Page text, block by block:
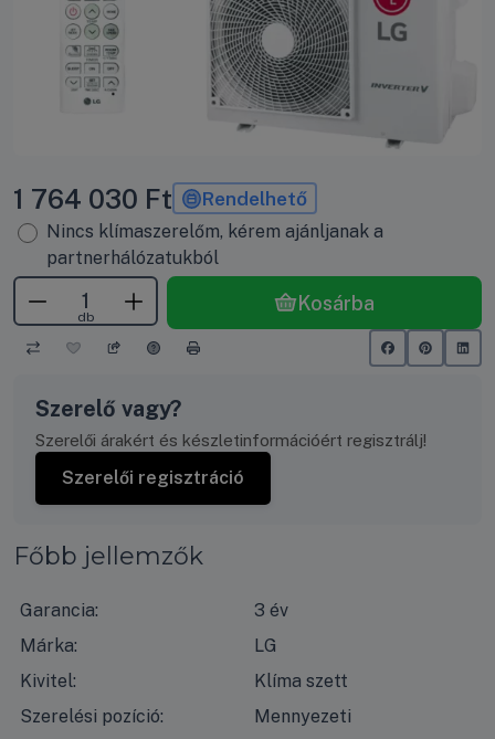
1 764 030 Ft Rendelhető
Nincs klímaszerelőm, kérem ajánljanak a
partnerhálózatukból
db
Kosárba
Szerelő vagy?
Szerelői árakért és készletinformációért regisztrálj!
Szerelői regisztráció
Főbb jellemzők
Garancia:
3 év
Márka:
LG
Kivitel:
Klíma szett
Szerelési pozíció:
Mennyezeti